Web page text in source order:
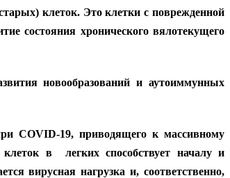
клеток. Это клетки с поврежденной
состояния хронического вялотекущего
новообразований и аутоиммунных
COVID-19, приводящего к массивному
в легких способствует началу и
вирусная нагрузка и, соответственно,